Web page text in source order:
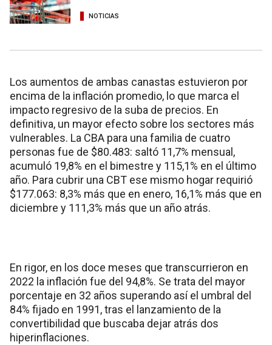
NOTICIAS
Los aumentos de ambas canastas estuvieron por
encima de la inflación promedio, lo que marca el
impacto regresivo de la suba de precios. En
definitiva, un mayor efecto sobre los sectores más
vulnerables. La CBA para una familia de cuatro
personas fue de $80.483: saltó 11,7% mensual,
acumuló 19,8% en el bimestre y 115,1% en el último
año. Para cubrir una CBT ese mismo hogar requirió
$177.063: 8,3% más que en enero, 16,1% más que en
diciembre y 111,3% más que un año atrás.
En rigor, en los doce meses que transcurrieron en
2022 la inflación fue del 94,8%. Se trata del mayor
porcentaje en 32 años superando así el umbral del
84% fijado en 1991, tras el lanzamiento de la
convertibilidad que buscaba dejar atrás dos
hiperinflaciones.